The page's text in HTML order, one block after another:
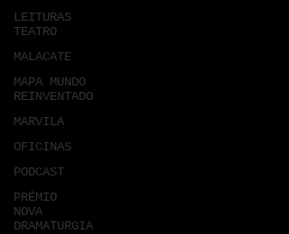
LEITURAS
TEATRO
MALACATE
MAPA MUNDO
REINVENTADO
MARVILA
OFICINAS
PODCAST
PRÉMIO
NOVA
DRAMATURGIA